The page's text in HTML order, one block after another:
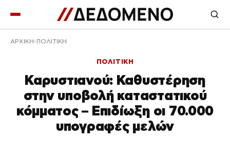
ΑΡΧΙΚΉ ΠΟΛΙΤΙΚΗ
ΠΟΛΙΤΙΚΗ
Καρυστιανού: Καθυστέρηση
στην υποβολή καταστατικού
κόμματος – Επιδίωξη οι 70.000
υπογραφές μελών